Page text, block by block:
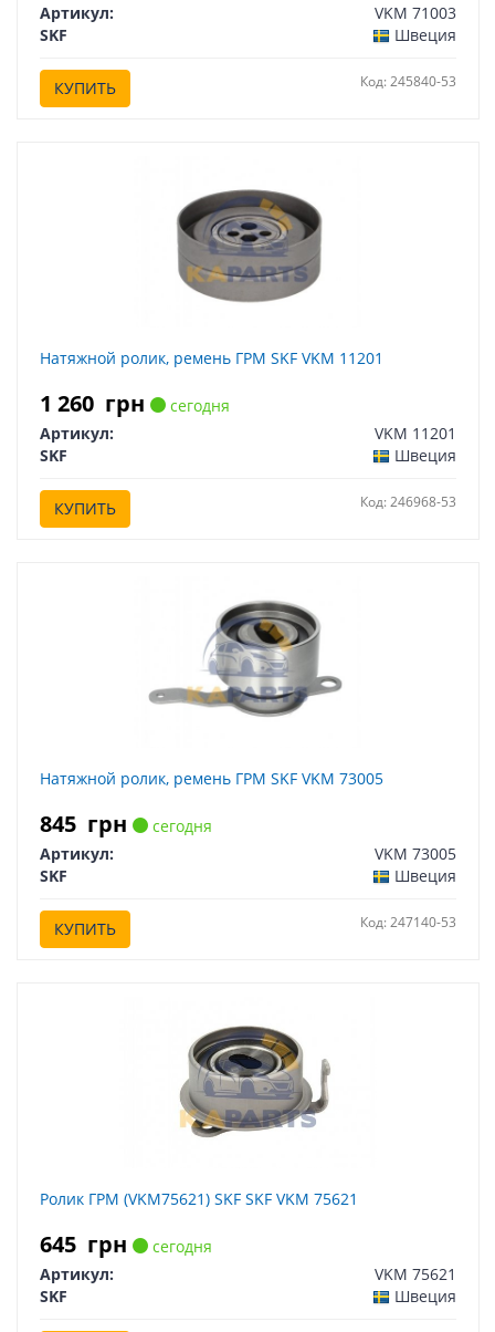
Артикул:
VKM 71003
SKF
Швеция
КУПИТЬ Код: 245840-53
Натяжной ролик, ремень ГРМ SKF VKM 11201
1 260 грн
сегодня
Артикул:
VKM 11201
SKF
Швеция
КУПИТЬ Код: 246968-53
Натяжной ролик, ремень ГРМ SKF VKM 73005
845 грн
сегодня
Артикул:
VKM 73005
SKF
Швеция
КУПИТЬ Код: 247140-53
Ролик ГРМ (VKM75621) SKF SKF VKM 75621
645 грн
сегодня
Артикул:
VKM 75621
SKF
Швеция